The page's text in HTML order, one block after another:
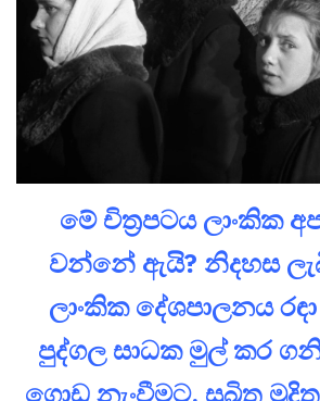
මේ චිත්‍රපටය ලාංකික
වන්නේ ඇයි? නිදහස
ලාංකික දේශපාලනය
පුද්ගල සාධක මුල් කර
ගොඩ නැංවීමට, සුඛිත